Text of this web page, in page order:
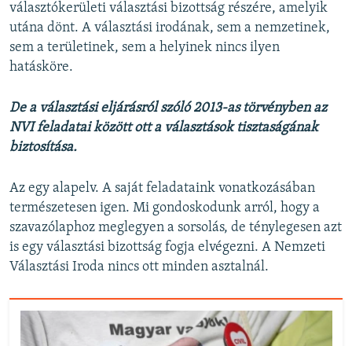
választókerületi választási bizottság részére, amelyik
utána dönt. A választási irodának, sem a nemzetinek,
sem a területinek, sem a helyinek nincs ilyen
hatásköre.
De a választási eljárásról szóló 2013-as törvényben az
NVI feladatai között ott a választások tisztaságának
biztosítása.
Az egy alapelv. A saját feladataink vonatkozásában
természetesen igen. Mi gondoskodunk arról, hogy a
szavazólaphoz meglegyen a sorsolás, de ténylegesen azt
is egy választási bizottság fogja elvégezni. A Nemzeti
Választási Iroda nincs ott minden asztalnál.